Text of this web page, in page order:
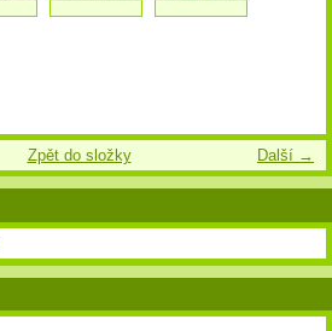
Další →
Zpět do složky